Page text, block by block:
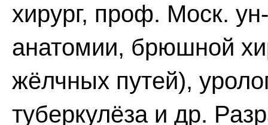
хирург, проф. Моск.
анатомии, брюшной
жёлчных путей),
туберкулёза и др.